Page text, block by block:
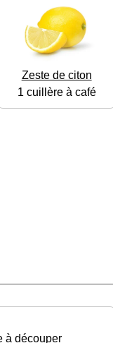
Zeste de citon
1 cuillère à café
à découper